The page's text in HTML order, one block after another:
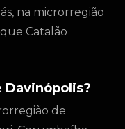
na microrregião
Catalão
Davinópolis?
de